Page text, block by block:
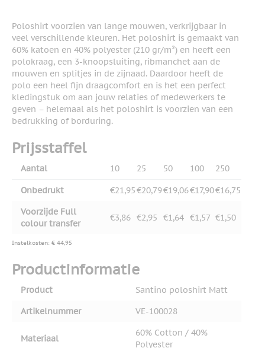
Poloshirt voorzien van lange mouwen, verkrijgbaar in
veel verschillende kleuren. Het poloshirt is gemaakt van
60% katoen en 40% polyester (210 gr/m²) en heeft een
polokraag, een 3-knoopsluiting, ribmanchet aan de
mouwen en splitjes in de zijnaad. Daardoor heeft de
polo een heel fijn draagcomfort en is het een perfect
kledingstuk om aan jouw relaties of medewerkers te
geven – helemaal als het poloshirt is voorzien van een
bedrukking of borduring.
Prijsstaffel
Aantal 10 25 50 100 250
Onbedrukt €21,95€20,79€19,06€17,90€16,75
Voorzijde Full
colour transfer
€3,86 €2,95 €1,64 €1,57 €1,50
Instelkosten: € 44,95
Productinformatie
Product
Santino poloshirt Matt
Artikelnummer
VE-100028
Materiaal
60% Cotton / 40%
Polyester